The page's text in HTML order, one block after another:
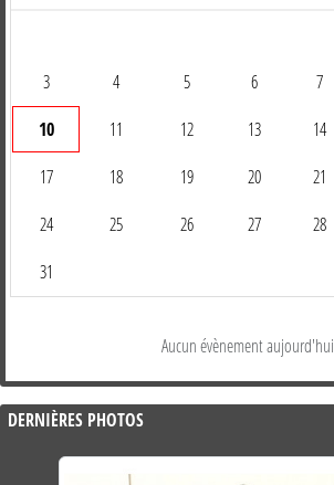
3 4 5 6 7
10 11 12 13 14
17 18 19 20 21
24 25 26 27 28
31
Aucun évènement aujourd'hui
DERNIÈRES PHOTOS